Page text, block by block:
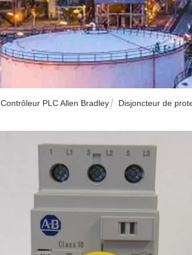
Contrôleur PLC Allen Bradley Disjoncteur de